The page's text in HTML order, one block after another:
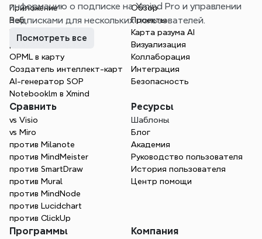
информацию о подписке на Xmind Pro и управлении
подписками для нескольких пользователей.
Посмотреть все
Приложение
Веб
Markdown в карту
Документ в карту
OPML в карту
Создатель интеллект-карт
AI-генератор SOP
Notebooklm в Xmind
Обзор
Проекты
Карта разума AI
Визуализация
Коллаборация
Интеграция
Безопасность
Сравнить
vs Visio
vs Miro
против Milanote
против MindMeister
против SmartDraw
против Mural
против MindNode
против Lucidchart
против ClickUp
Ресурсы
Шаблоны
Блог
Академия
Руководство пользователя
История пользователя
Центр помощи
Программы Компания